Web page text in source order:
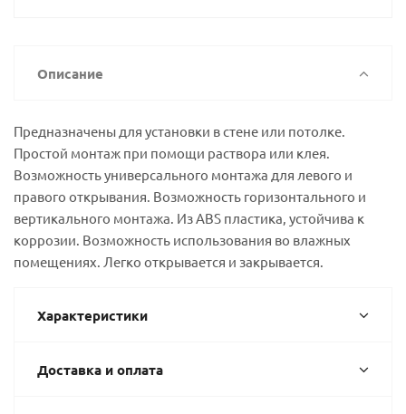
Описание
Предназначены для установки в стене или потолке.
Простой монтаж при помощи раствора или клея.
Возможность универсального монтажа для левого и
правого открывания. Возможность горизонтального и
вертикального монтажа. Из ABS пластика, устойчива к
коррозии. Возможность использования во влажных
помещениях. Легко открывается и закрывается.
Характеристики
Доставка и оплата